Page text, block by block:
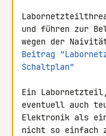
und führen zur
Beitrag
Schaltplan"
Ein
eventuell auch
Elektronik als
nicht so einfach